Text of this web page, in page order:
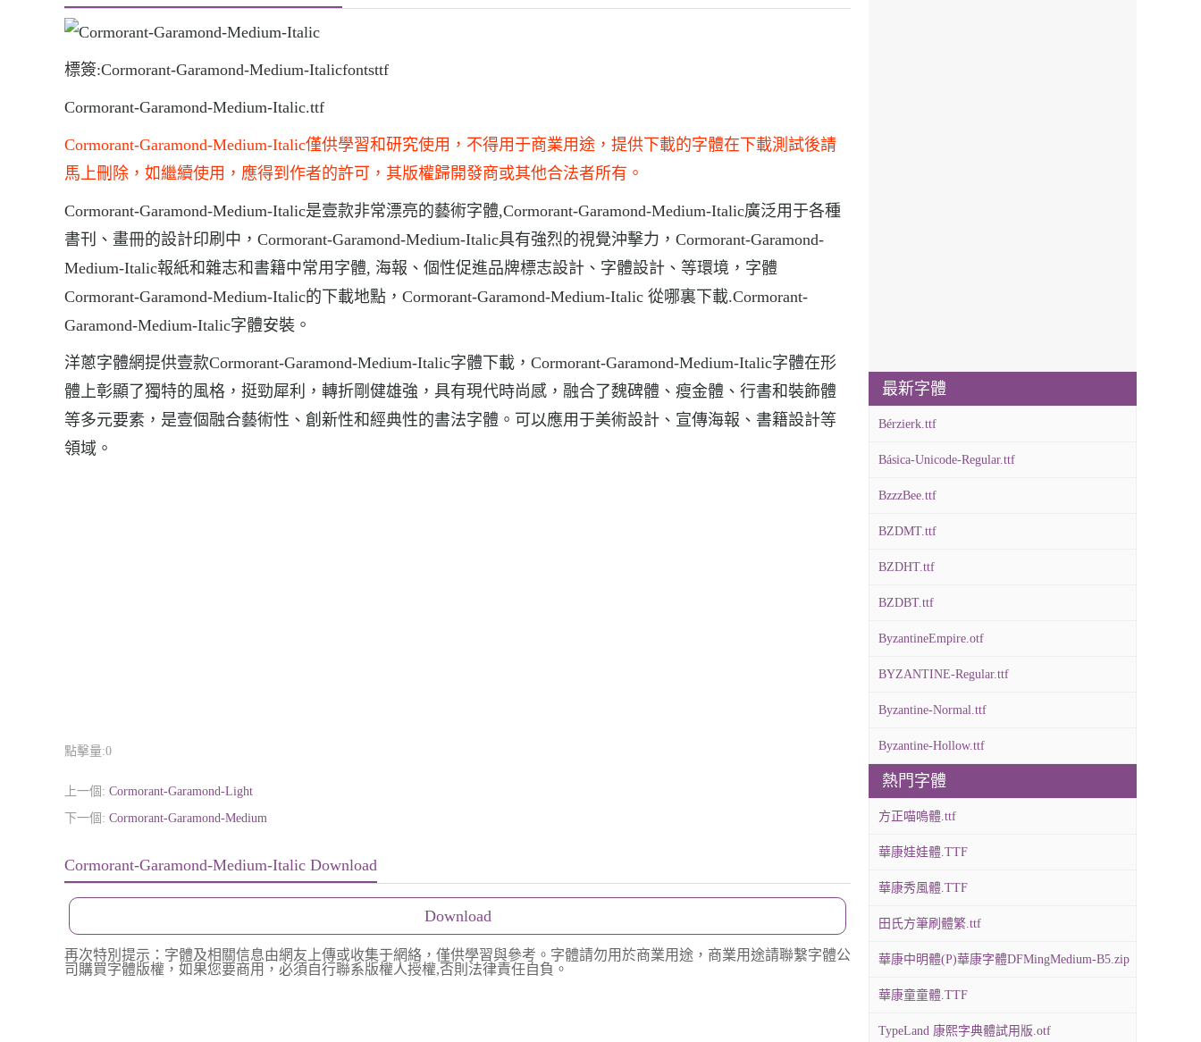
標簽:Cormorant-Garamond-Medium-Italicfontsttf
Cormorant-Garamond-Medium-Italic.ttf
Cormorant-Garamond-Medium-Italic僅供學習和研究使用，不得用于商業用途，提供下載的字體在下載測試後請
馬上刪除，如繼續使用，應得到作者的許可，其版權歸開發商或其他合法者所有。
Cormorant-Garamond-Medium-Italic是壹款非常漂亮的藝術字體,Cormorant-Garamond-Medium-Italic廣泛用于各種
書刊、畫冊的設計印刷中，Cormorant-Garamond-Medium-Italic具有強烈的視覺沖擊力，Cormorant-Garamond-
Medium-Italic報紙和雜志和書籍中常用字體, 海報、個性促進品牌標志設計、字體設計、等環境，字體
Cormorant-Garamond-Medium-Italic的下載地點，Cormorant-Garamond-Medium-Italic 從哪裏下載.Cormorant-
Garamond-Medium-Italic字體安裝。
洋蔥字體網提供壹款Cormorant-Garamond-Medium-Italic字體下載，Cormorant-Garamond-Medium-Italic字體在形
體上彰顯了獨特的風格，挺勁犀利，轉折剛健雄強，具有現代時尚感，融合了魏碑體、瘦金體、行書和裝飾體
等多元要素，是壹個融合藝術性、創新性和經典性的書法字體。可以應用于美術設計、宣傳海報、書籍設計等
領域。
點擊量:0
上一個: Cormorant-Garamond-Light
下一個: Cormorant-Garamond-Medium
Cormorant-Garamond-Medium-Italic Download
Download
再次特別提示：字體及相關信息由網友上傳或收集于網絡，僅供學習與參考。字體請勿用於商業用途，商業用途請聯繫字體公
司購買字體版權，如果您要商用，必須自行聯系版權人授權,否則法律責任自負。
最新字體
Bérzierk.ttf
Básica-Unicode-Regular.ttf
BzzzBee.ttf
BZDMT.ttf
BZDHT.ttf
BZDBT.ttf
ByzantineEmpire.otf
BYZANTINE-Regular.ttf
Byzantine-Normal.ttf
Byzantine-Hollow.ttf
熱門字體
方正喵嗚體.ttf
華康娃娃體.TTF
華康秀風體.TTF
田氏方筆刷體繁.ttf
華康中明體(P)華康字體DFMingMedium-B5.zip
華康童童體.TTF
TypeLand 康熙字典體試用版.otf